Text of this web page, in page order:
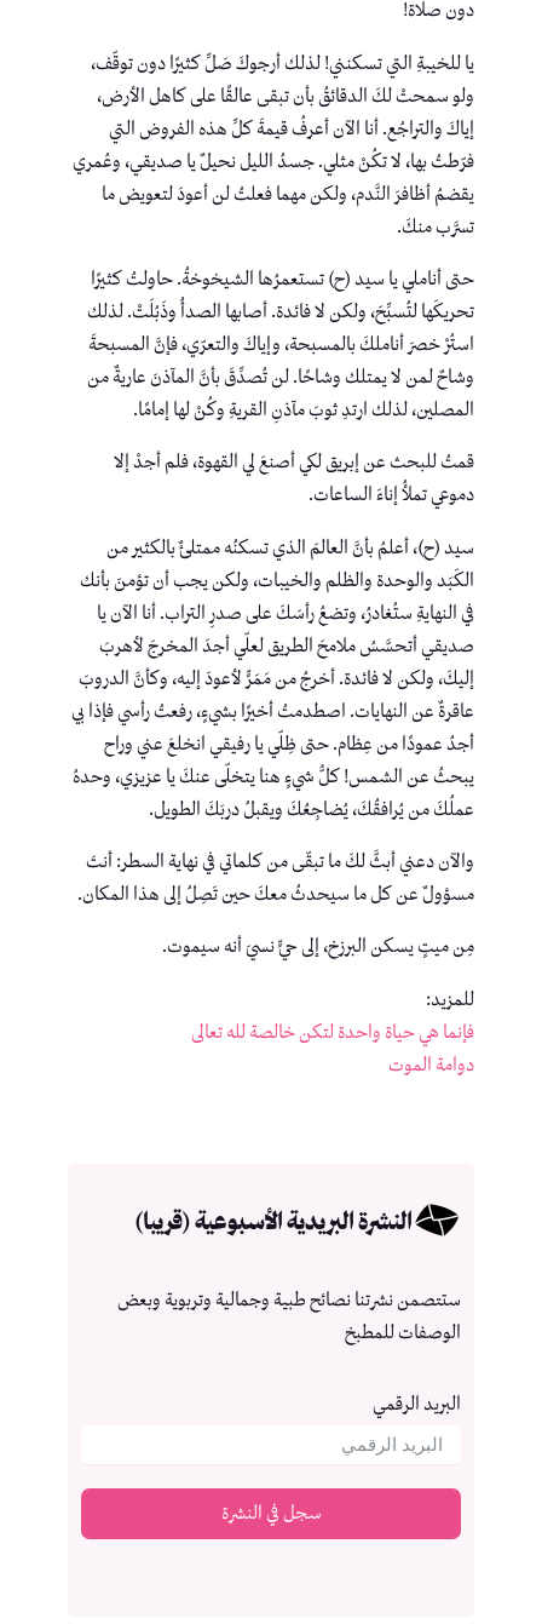
دون صلاة!
يا للخيبةِ التي تسكنني! لذلك أرجوكَ صَلِّ كثيرًا دون توقّف،
ولو سمحتْ لكَ الدقائقُ بأن تبقى عالقًا على كاهل الأرض،
إياكَ والتراجُع. أنا الآن أعرفُ قيمةَ كلِّ هذه الفروض التي
فرّطتُ بها، لا تكُنْ مثلي. جسدُ الليل نحيلٌ يا صديقي، وعُمري
يقضمُ أظافرَ النَّدم، ولكن مهما فعلتُ لن أعودَ لتعويض ما
تسرَّب منكَ.
حتى أناملي يا سيد (ح) تستعمرُها الشيخوخةُ. حاولتُ كثيرًا
تحريكَها لتُسبِّحَ، ولكن لا فائدة. أصابها الصدأُ وذَبُلَتْ. لذلك
استُرْ خصرَ أناملكَ بالمسبحة، وإياكَ والتعرّي، فإنَّ المسبحةَ
وشاحٌ لمن لا يمتلك وشاحًا. لن تُصدِّقَ بأنَّ المآذنَ عاريةٌ من
المصلين، لذلك ارتدِ ثوبَ مآذنِ القريةِ وكُنْ لها إمامًا.
قمتُ للبحث عن إبريق لكي أصنعَ لي القهوة، فلم أجدْ إلا
دموعي تملأُ إناءَ الساعات.
سيد (ح)، أعلمُ بأنَّ العالمَ الذي تسكنُه ممتلئٌ بالكثير من
الكَبَد والوحدة والظلم والخيبات، ولكن يجب أن تؤمنَ بأنك
في النهايةِ ستُغادرُ، وتضعُ رأسَكَ على صدرِ التراب. أنا الآن يا
صديقي أتحسَّسُ ملامحَ الطريق لعلّي أجدَ المخرجَ لأهربَ
إليكَ، ولكن لا فائدة. أخرجُ من مَمَرٍّ لأعودَ إليه، وكأنَّ الدروبَ
عاقرةٌ عن النهايات. اصطدمتُ أخيرًا بشيءٍ، رفعتُ رأسي فإذا بي
أجدُ عمودًا من عِظام. حتى ظِلّي يا رفيقي انخلعَ عني وراح
يبحثُ عن الشمس! كلُّ شيءٍ هنا يتخلّى عنكَ يا عزيزي، وحدهُ
عملُكَ من يُرافقُكَ، يُضاجِعُكَ ويقبلُ دربَكَ الطويل.
والآن دعني أبثَّ لكَ ما تبقّى من كلماتي في نهاية السطر: أنتَ
مسؤولٌ عن كل ما سيحدثُ معكَ حين تَصِلُ إلى هذا المكان.
مِن ميتٍ يسكن البرزخ، إلى حيٍّ نسيَ أنه سيموت.
للمزيد:
فإنما هي حياة واحدة لتكن خالصة لله تعالى
دوامة الموت
النشرة البريدية الأسبوعية (قريبا)
ستتصمن نشرتنا نصائح طبية وجمالية وتربوية وبعض
الوصفات للمطبخ
البريد الرقمي
سجل في النشرة